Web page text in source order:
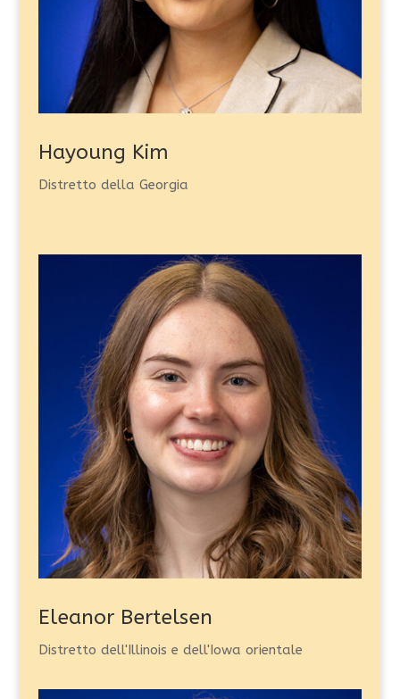
Hayoung Kim
Distretto della Georgia
Eleanor Bertelsen
Distretto dell'Illinois e dell'Iowa orientale